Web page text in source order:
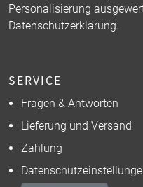
Personalisierung
Datenschutzerklärung.
SERVICE
Fragen & Antworten
Lieferung und Versand
Zahlung